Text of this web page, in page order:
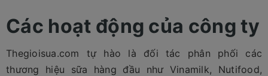
Các hoạt động của công ty
Thegioisua.com tự hào là đối tác phân phối các
thương hiệu sữa hàng đầu như Vinamilk, Nutifood,